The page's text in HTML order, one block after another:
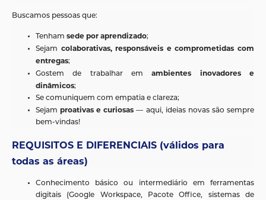
Buscamos pessoas que:
Tenham sede por aprendizado;
Sejam colaborativas, responsáveis e comprometidas com
entregas;
Gostem de trabalhar emambientes inovadores e
dinâmicos;
Se comuniquem com empatia e clareza;
Sejam proativas e curiosas — aqui, ideias novas são sempre
bem-vindas!
REQUISITOS E DIFERENCIAIS (válidos para
todas as áreas)
Conhecimento básico ou intermediário em ferramentas
digitais (Google Workspace, Pacote Office, sistemas de